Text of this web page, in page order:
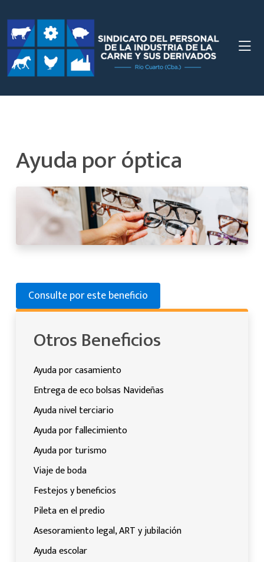
Ayuda por óptica
Consulte por este beneficio
Otros Beneficios
Ayuda por casamiento
Entrega de eco bolsas Navideñas
Ayuda nivel terciario
Ayuda por fallecimiento
Ayuda por turismo
Viaje de boda
Festejos y beneficios
Pileta en el predio
Asesoramiento legal, ART y jubilación
Ayuda escolar